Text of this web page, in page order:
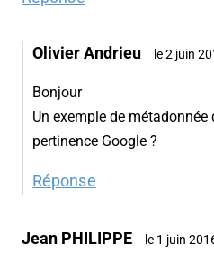
Olivier Andrieu le 2 juin
Bonjour
Un exemple de
pertinence Google ?
Réponse
Jean PHILIPPE le 1 juin